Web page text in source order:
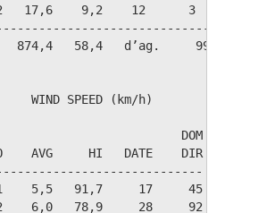
17,6    9,2    12      3      2
874,4   58,4   d’ag.     99     63
WIND SPEED (km/h)
DOM
AVG     HI   DATE    DIR
5,5   91,7     17     45
6,0   78,9     28     92